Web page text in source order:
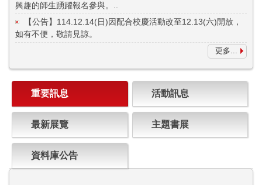
興趣的師生踴躍報名參與。..
【公告】114.12.14(日)因配合校慶活動改至12.13(六)開放，
如有不便，敬請見諒。
更多...
重要訊息 活動訊息
最新展覽 主題書展
資料庫公告